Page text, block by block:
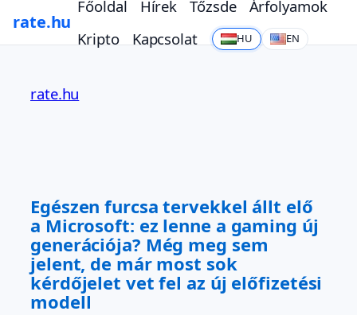
rate.hu
Főoldal Hírek Tőzsde
Árfolyamok
Kripto
Kapcsolat HU EN
tartalomhoz
rate.hu
Egészen furcsa tervekkel állt elő
a Microsoft: ez lenne a gaming új
generációja? Még meg sem
jelent, de már most sok
kérdőjelet vet fel az új előfizetési
modell